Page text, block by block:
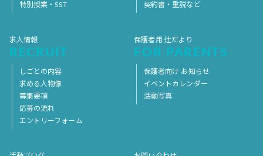
特別授業・SST
契約書・重説など
求人情報
RECRUIT
しごとの内容
求める人物像
募集要項
応募の流れ
エントリーフォーム
保護者用 辻だより
FOR PARENTS
保護者向け お知らせ
イベントカレンダー
活動写真